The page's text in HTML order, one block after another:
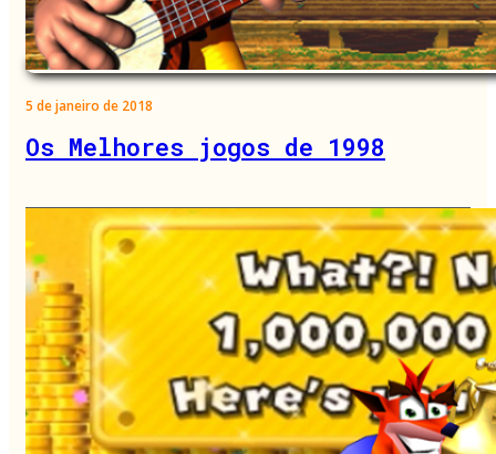
5 de janeiro de 2018
Os Melhores jogos de 1998